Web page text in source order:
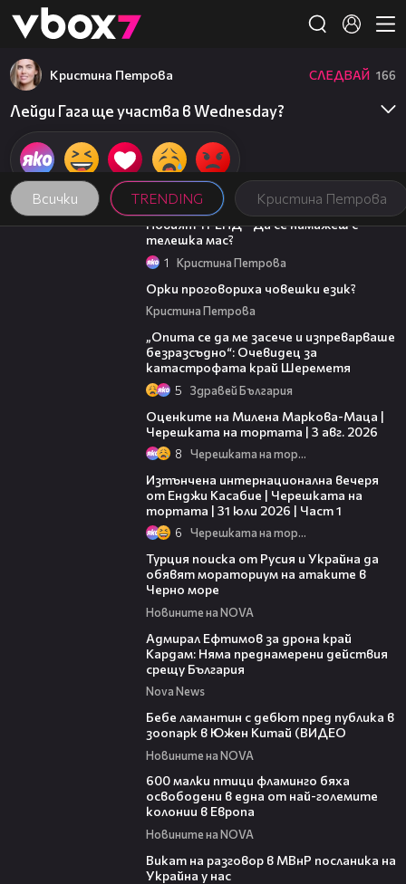
👾
Всички TRENDING Кристина Петрова
Кристина Петрова СЛЕДВАЙ 166
Лейди Гага ще участва в Wednesday?
00:27
Новият ТРЕНД - Да се намажеш с
телешка мас?
1 Кристина Петрова
Орки проговориха човешки език?
Кристина Петрова
„Опита се да ме засече и изпреварваше
безразсъдно“: Очевидец за
катастрофата край Шереметя
5 Здравей България
Оценките на Милена Маркова-Маца |
Черешката на тортата | 3 авг. 2026
8 Черешката на тортата
Изтънчена интернационална вечеря
от Енджи Касабие | Черешката на
тортата | 31 юли 2026 | Част 1
6 Черешката на тортата
Турция поиска от Русия и Украйна да
обявят мораториум на атаките в
Черно море
Новините на NOVA
Адмирал Ефтимов за дрона край
Кардам: Няма преднамерени действия
срещу България
Nova News
Бебе ламантин с дебют пред публика в
зоопарк в Южен Китай (ВИДЕО
Новините на NOVA
600 малки птици фламинго бяха
освободени в една от най-големите
колонии в Европа
Новините на NOVA
Викат на разговор в МВнР посланика на
Украйна у нас